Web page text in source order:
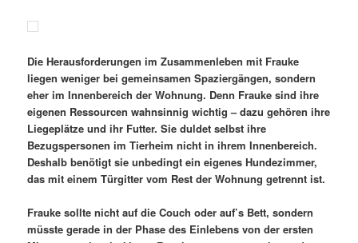
Die Herausforderungen im Zusammenleben mit Frauke
liegen weniger bei gemeinsamen Spaziergängen, sondern
eher im Innenbereich der Wohnung. Denn Frauke sind ihre
eigenen Ressourcen wahnsinnig wichtig – dazu gehören ihre
Liegeplätze und ihr Futter. Sie duldet selbst ihre
Bezugspersonen im Tierheim nicht in ihrem Innenbereich.
Deshalb benötigt sie unbedingt ein eigenes Hundezimmer,
das mit einem Türgitter vom Rest der Wohnung getrennt ist.
Frauke sollte nicht auf die Couch oder auf’s Bett, sondern
müsste gerade in der Phase des Einlebens von der ersten